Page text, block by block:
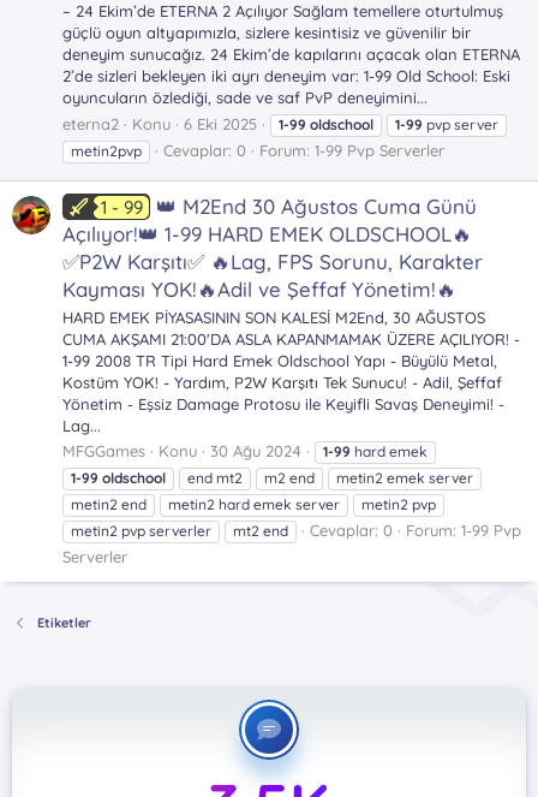
– 24 Ekim’de ETERNA 2 Açılıyor Sağlam temellere oturtulmuş
güçlü oyun altyapımızla, sizlere kesintisiz ve güvenilir bir
deneyim sunucağız. 24 Ekim’de kapılarını açacak olan ETERNA
2’de sizleri bekleyen iki ayrı deneyim var: 1-99 Old School: Eski
oyuncuların özlediği, sade ve saf PvP deneyimini...
eterna2
Konu 6 Eki 2025 1-99 oldschool 1-99 pvp server
metin2pvp
Cevaplar: 0 Forum: 1-99 Pvp Serverler
1 - 99
👑 M2End 30 Ağustos Cuma Günü
Açılıyor!👑 1-99 HARD EMEK OLDSCHOOL🔥
✅P2W Karşıtı✅ 🔥Lag, FPS Sorunu, Karakter
Kayması YOK!🔥Adil ve Şeffaf Yönetim!🔥
HARD EMEK PİYASASININ SON KALESİ M2End, 30 AĞUSTOS
CUMA AKŞAMI 21:00'DA ASLA KAPANMAMAK ÜZERE AÇILIYOR! -
1-99 2008 TR Tipi Hard Emek Oldschool Yapı - Büyülü Metal,
Kostüm YOK! - Yardım, P2W Karşıtı Tek Sunucu! - Adil, Şeffaf
Yönetim - Eşsiz Damage Protosu ile Keyifli Savaş Deneyimi! -
Lag...
MFGGames
Konu 30 Ağu 2024 1-99 hard emek
1-99 oldschool end mt2 m2 end
metin2 emek server
metin2 end
metin2 hard emek server
metin2 pvp
metin2 pvp serverler
mt2 end Cevaplar: 0 Forum: 1-99 Pvp
Serverler
Etiketler